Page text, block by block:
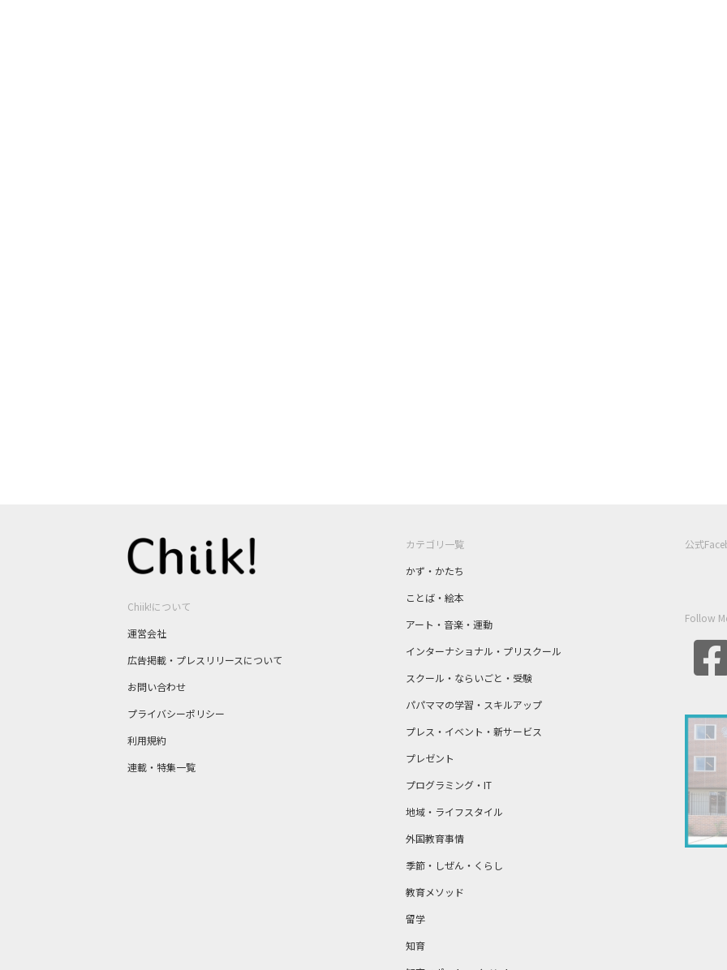
Chiik!について
運営会社
広告掲載・プレスリリースについて
お問い合わせ
プライバシーポリシー
利用規約
連載・特集一覧
カテゴリ一覧
かず・かたち
ことば・絵本
アート・音楽・運動
インターナショナル・プリスクール
スクール・ならいごと・受験
パパママの学習・スキルアップ
プレス・イベント・新サービス
プレゼント
プログラミング・IT
地域・ライフスタイル
外国教育事情
季節・しぜん・くらし
教育メソッド
留学
知育
公式
Follow